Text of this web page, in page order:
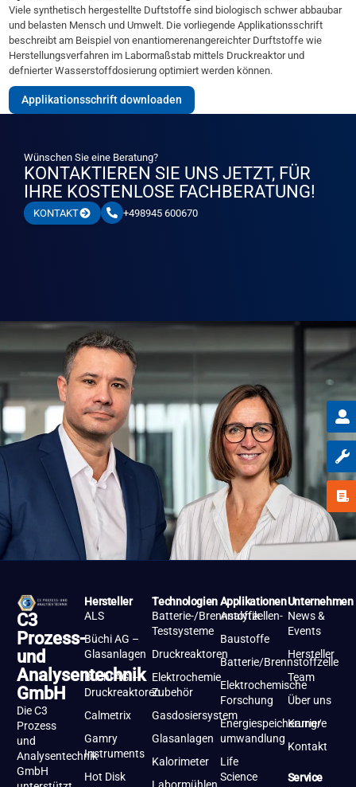
Viele synthetisch hergestellte Duftstoffe sind biologisch schwer abbaubar
und belasten Mensch und Umwelt. Die vorliegende Applikationsschrift
beschreibt am Beispiel von enantiomerenangereichter Durftstoffe wie
Herstellungsverfahren im Labormaßstab mittels Druckreaktor und
defnierter Wasserstoffdosierung optimiert werden können.
Applikationsschrift downloaden
Wünschen Sie eine Beratung?
KONTAKTIEREN SIE UNS JETZT, FÜR
IHRE KOSTENLOSE FACHBERATUNG!
KONTAKT +498945 600670
C3
Prozess-
und
Analysentechnik
GmbH
Die C3
Prozess
und
Analysentechnik
GmbH
Hersteller
ALS
Büchi AG –
Glasanlagen
Büchi AG –
Druckreaktoren
Calmetrix
Gamry
Instruments
Hot Disk
Technologien
Batterie-/Brennstoffzellen-
Testsysteme
Druckreaktoren
Elektrochemie
Zubehör
Gasdosiersystem
Glasanlagen
Kalorimeter
Applikationen
Analytik
Baustoffe
Batterie/Brennstoffzelle
Elektrochemische
Forschung
Energiespeicherung/-
umwandlung
Life
Science
Unternehmen
News &
Events
Hersteller
Team
Über uns
Karriere
Kontakt
Service